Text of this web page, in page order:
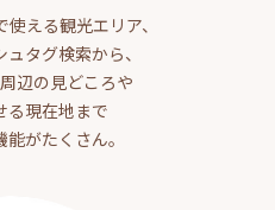
える観光エリア、
タグ検索から、
辺の見どころや
る現在地まで
がたくさん。